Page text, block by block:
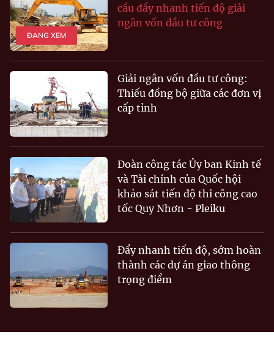
ĐANG XEM
cầu đẩy nhanh tiến độ giải
ngân vốn đầu tư công
Giải ngân vốn đầu tư công:
Thiếu đồng bộ giữa các đơn vị
cấp tỉnh
Đoàn công tác Ủy ban Kinh tế
và Tài chính của Quốc hội
khảo sát tiến độ thi công cao
tốc Quy Nhơn - Pleiku
Đẩy nhanh tiến độ, sớm hoàn
thành các dự án giao thông
trọng điểm